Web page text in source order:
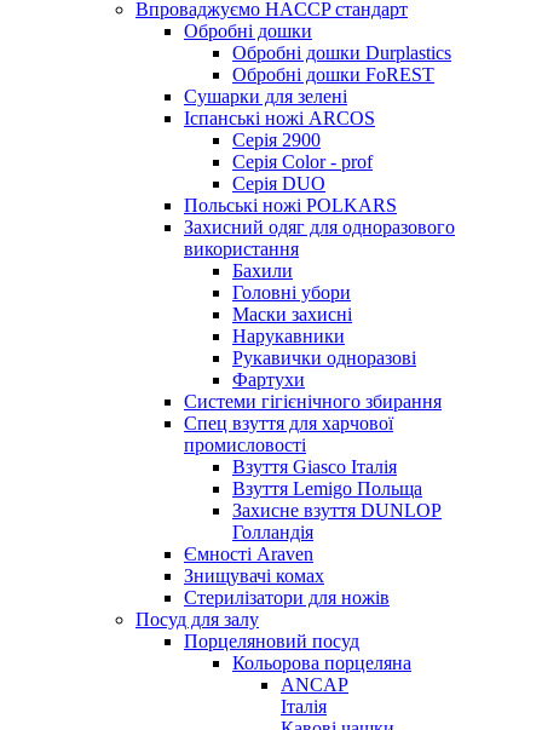
Впроваджуємо HACCP стандарт
Обробні дошки
Обробні дошки Durplastics
Обробні дошки FoREST
Сушарки для зелені
Іспанські ножі ARCOS
Серія 2900
Серія Color - prof
Серія DUO
Польські ножі POLKARS
Захисний одяг для одноразового
використання
Бахили
Головні убори
Маски захисні
Нарукавники
Рукавички одноразові
Фартухи
Системи гігієнічного збирання
Спец взуття для харчової
промисловості
Взуття Giasco Італія
Взуття Lemigo Польща
Захисне взуття DUNLOP
Голландія
Ємності Araven
Знищувачі комах
Стерилізатори для ножів
Посуд для залу
Порцеляновий посуд
Кольорова порцеляна
ANCAP
Італія